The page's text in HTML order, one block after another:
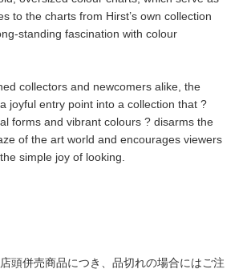
to the charts from Hirst’s own collection
standing fascination with colour
collectors and newcomers alike, the
joyful entry point into a collection that ?
forms and vibrant colours ? disarms the
of the art world and encourages viewers
simple joy of looking.
頭併売商品につき、品切れの場合にはご注